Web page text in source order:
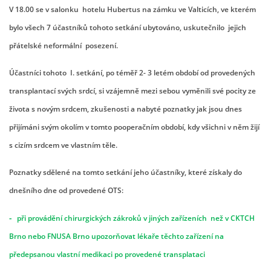
V 18.00 se v salonku hotelu Hubertus na zámku ve Valticích, ve kterém
bylo všech 7 účastníků tohoto setkání ubytováno, uskutečnilo jejich
přátelské neformální posezení.
Účastníci tohoto I. setkání, po téměř 2- 3 letém období od provedených
transplantací svých srdcí, si vzájemně mezi sebou vyměnili své pocity ze
života s novým srdcem, zkušenosti a nabyté poznatky jak jsou dnes
přijímáni svým okolím v tomto pooperačním období, kdy všichni v něm žijí
s cizím srdcem ve vlastním těle.
Poznatky sdělené na tomto setkání jeho účastníky, které získaly do
dnešního dne od provedené OTS:
- při provádění chirurgických zákroků v jiných zařízeních než v CKTCH
Brno nebo FNUSA Brno upozorňovat lékaře těchtozařízení na
předepsanou vlastní medikaci po provedené transplataci